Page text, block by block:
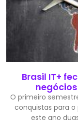
Brasil IT+
O primeiro
conquistas para o
este ano